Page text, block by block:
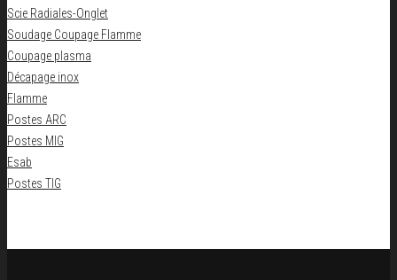
Scie Radiales-Onglet
Soudage Coupage Flamme
Coupage plasma
Décapage inox
Flamme
Postes ARC
Postes MIG
Esab
Postes TIG